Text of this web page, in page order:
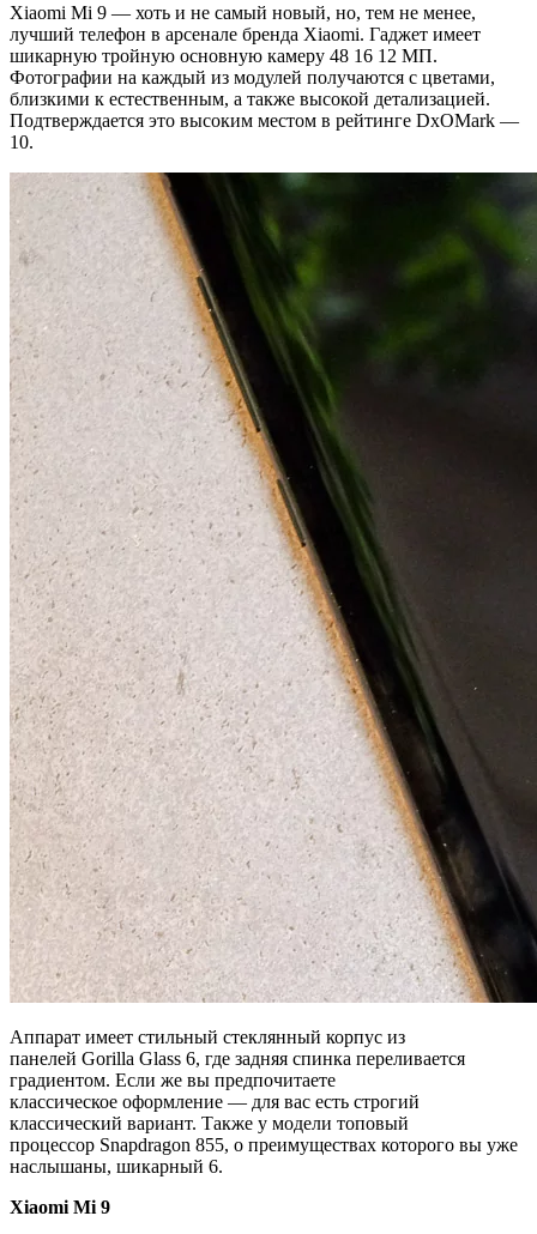
Xiaomi Mi 9 — хоть и не самый новый, но, тем не менее,
лучший телефон в арсенале бренда Xiaomi. Гаджет имеет
шикарную тройную основную камеру 48 16 12 МП.
Фотографии на каждый из модулей получаются с цветами,
близкими к естественным, а также высокой детализацией.
Подтверждается это высоким местом в рейтинге DxOMark —
10.
Аппарат имеет стильный стеклянный корпус из
панелей Gorilla Glass 6, где задняя спинка переливается
градиентом. Если же вы предпочитаете
классическое оформление — для вас есть строгий
классический вариант. Также у модели топовый
процессор Snapdragon 855, о преимуществах которого вы уже
наслышаны, шикарный 6.
Xiaomi Mi 9